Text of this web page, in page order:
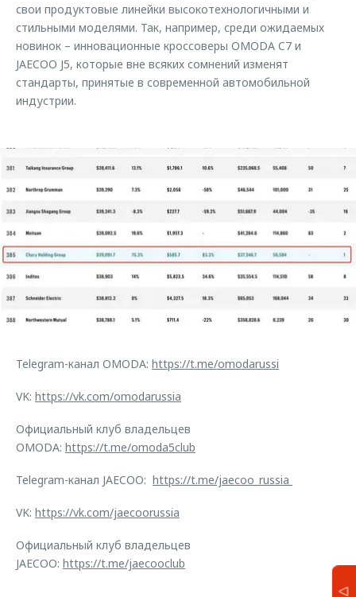
свои продуктовые линейки высокотехнологичными и
стильными моделями. Так, например, среди ожидаемых
новинок – инновационные кроссоверы OMODA C7 и
JAECOO J5, которые вне всяких сомнений изменят
стандарты, принятые в современной автомобильной
индустрии.
Telegram-канал OMODA: https://t.me/omodarussi
VK: https://vk.com/omodarussia
Официальный клуб владельцев
OMODA: https://t.me/omoda5club
Telegram-канал JAECOO: https://t.me/jaecoo_russia
VK: https://vk.com/jaecoorussia
Официальный клуб владельцев
JAECOO: https://t.me/jaecooclub